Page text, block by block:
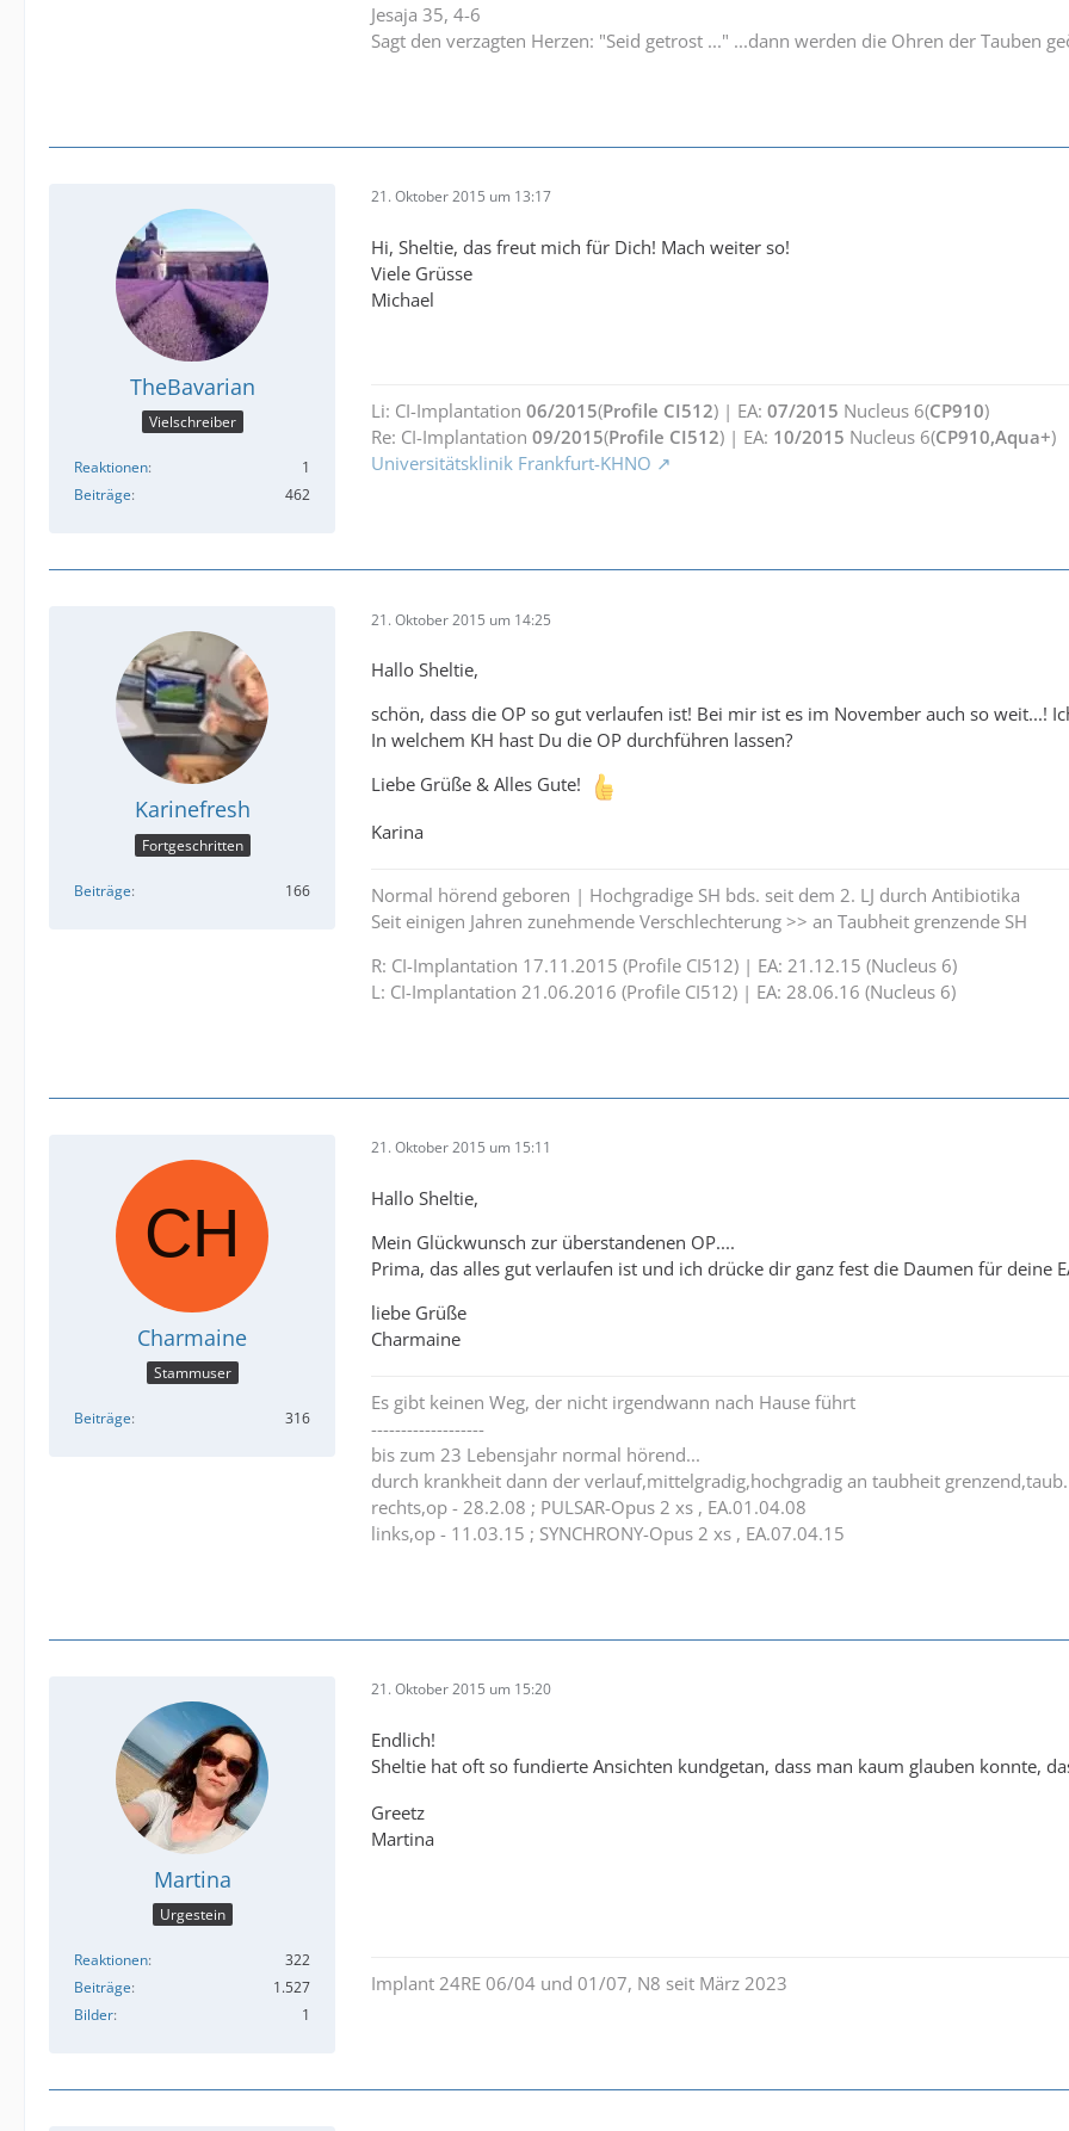
Jesaja 35, 4-6
Sagt den verzagten Herzen: "Seid getrost ..." ...dann werden die Ohren der Tauben
TheBavarian
Vielschreiber
Reaktionen
1
Beiträge
462
21. Oktober 2015 um 13:17
Hi, Sheltie, das freut mich für Dich! Mach weiter so!
Viele Grüsse
Michael
Li: CI-Implantation 06/2015(Profile CI512) | EA: 07/2015 Nucleus 6(CP910)
Re: CI-Implantation 09/2015(Profile CI512) | EA: 10/2015 Nucleus 6(CP910,Aqua+)
Universitätsklinik Frankfurt-KHNO
Karinefresh
Fortgeschritten
Beiträge 166
21. Oktober 2015 um 14:25
Hallo Sheltie,
schön, dass die OP so gut verlaufen ist! Bei mir ist es im November auch so weit...!
In welchem KH hast Du die OP durchführen lassen?
Liebe Grüße & Alles Gute!
Karina
Normal hörend geboren | Hochgradige SH bds. seit dem 2. LJ durch Antibiotika
Seit einigen Jahren zunehmende Verschlechterung >> an Taubheit grenzende SH
R: CI-Implantation 17.11.2015 (Profile CI512) | EA: 21.12.15 (Nucleus 6)
L: CI-Implantation 21.06.2016 (Profile CI512) | EA: 28.06.16 (Nucleus 6)
Charmaine
Stammuser
Beiträge 316
21. Oktober 2015 um 15:11
Hallo Sheltie,
Mein Glückwunsch zur überstandenen OP....
Prima, das alles gut verlaufen ist und ich drücke dir ganz fest die Daumen für deine
liebe Grüße
Charmaine
Es gibt keinen Weg, der nicht irgendwann nach Hause führt
-------------------
bis zum 23 Lebensjahr normal hörend...
durch krankheit dann der verlauf,mittelgradig,hochgradig an taubheit
rechts,op - 28.2.08 ; PULSAR-Opus 2 xs , EA.01.04.08
links,op - 11.03.15 ; SYNCHRONY-Opus 2 xs , EA.07.04.15
Martina
Urgestein
Reaktionen
322
Beiträge
1.527
Bilder
1
21. Oktober 2015 um 15:20
Endlich!
Sheltie hat oft so fundierte Ansichten kundgetan, dass man kaum glauben konnte,
Greetz
Martina
Implant 24RE 06/04 und 01/07, N8 seit März 2023